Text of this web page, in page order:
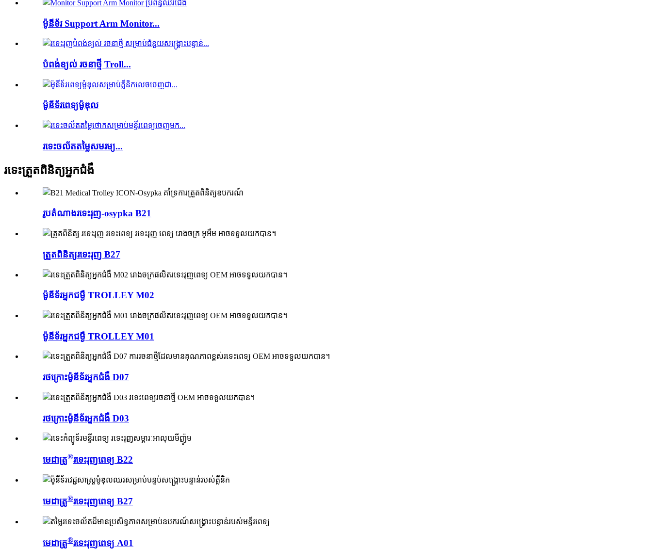
ម៉ូនីទ័រ Support Arm Monitor...
បំពង់ខ្យល់ រចនាថ្មី Troll...
ម៉ូនីទ័រ​ពេទ្យ​ម៉ូឌុល
រទេះ​ចល័ត​តម្លៃ​សមរម្យ​...
រទេះត្រួតពិនិត្យអ្នកជំងឺ
រូបតំណាងរទេះរុញ-osypka B21
ត្រួតពិនិត្យរទេះរុញ B27
ម៉ូនីទ័រអ្នកជម្ងឺ TROLLEY M02
ម៉ូនីទ័រអ្នកជម្ងឺ TROLLEY M01
រថក្រោះម៉ូនីទ័រអ្នកជំងឺ D07
រថក្រោះម៉ូនីទ័រអ្នកជំងឺ D03
មេដាត្រូ®រទេះរុញពេទ្យ B22
មេដាត្រូ®រទេះរុញពេទ្យ B27
មេដាត្រូ®រទេះរុញពេទ្យ A01